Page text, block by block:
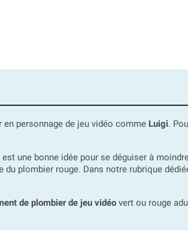
personnage de jeu vidéo comme Luigi.
une bonne idée pour se déguiser à
plombier rouge. Dans notre rubrique
de plombier de jeu vidéo vert ou rouge